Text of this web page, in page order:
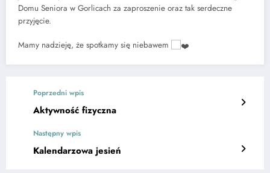
Domu Seniora w Gorlicach za zaproszenie oraz tak serdeczne
przyjęcie.
Mamy nadzieję, że spotkamy się niebawem
Poprzedni wpis
Aktywność fizyczna
Następny wpis
Kalendarzowa jesień